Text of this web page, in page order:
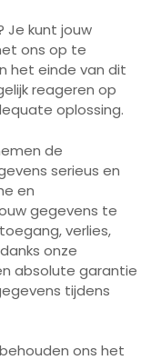
Je kunt jouw
ons op te
het einde van dit
reageren op
oplossing.
de
serieus en
en
gegevens te
verlies,
onze
absolute garantie
tijdens
ons het